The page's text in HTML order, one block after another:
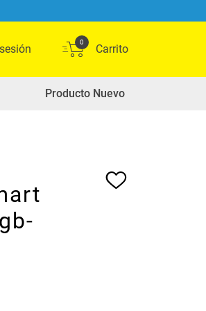
0
Producto Nuevo